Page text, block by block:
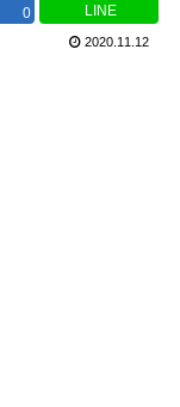
0 LINE
2020.11.12